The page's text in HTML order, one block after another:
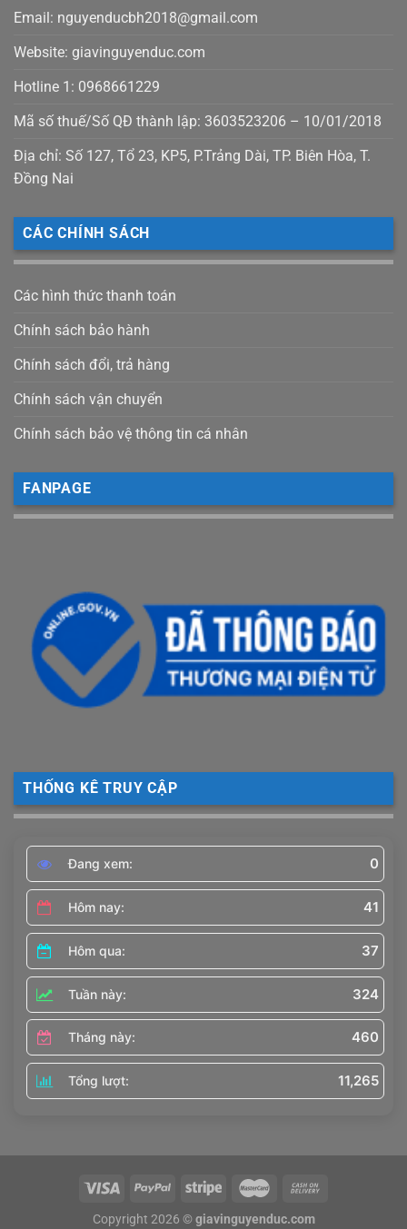
Email: nguyenducbh2018@gmail.com
Website: giavinguyenduc.com
Hotline 1: 0968661229
Mã số thuế/Số QĐ thành lập: 3603523206 – 10/01/2018
Địa chỉ: Số 127, Tổ 23, KP5, P.Trảng Dài, TP. Biên Hòa, T.
Đồng Nai
CÁC CHÍNH SÁCH
Các hình thức thanh toán
Chính sách bảo hành
Chính sách đổi, trả hàng
Chính sách vận chuyển
Chính sách bảo vệ thông tin cá nhân
FANPAGE
THỐNG KÊ TRUY CẬP
Đang xem: 0
Hôm nay: 41
Hôm qua: 37
Tuần này: 324
Tháng này: 460
Tổng lượt: 11,265
Copyright 2026 © giavinguyenduc.com